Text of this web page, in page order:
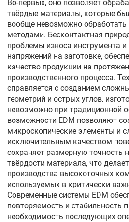
Во-первых, оно позволяет
твёрдые материалы, которые
вообще невозможно
методами. Бесконтактная
проблемы износа инструмента и
напряжений на заготовке,
качество продукции на
производственного процесса.
справляется с созданием
геометрий и острых углов,
невозможно при традиционной
возможности EDM позволяют
микроскопические элементы и
исключительным качеством
сохраняет размерную точность
твёрдости материала, что
производства высокоточных
используемых в критически
Современные системы EDM
повторяемость и стабильность
необходимость последующих